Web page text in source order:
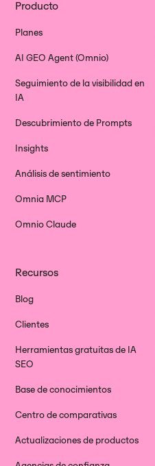
Producto
Planes
AI GEO Agent (Omnio)
Seguimiento de la visibilidad en
IA
Descubrimiento de Prompts
Insights
Análisis de sentimiento
Omnia MCP
Omnio Claude
Recursos
Blog
Clientes
Herramientas gratuitas de IA
SEO
Base de conocimientos
Centro de comparativas
Actualizaciones de productos